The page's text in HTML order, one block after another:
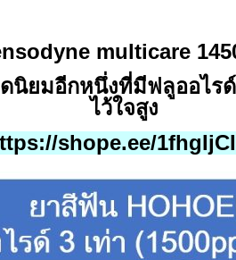
multicare
นิยมอีกหนึ่งที่มีฟลูออไร
ไว้ใจสูง
shope.ee/